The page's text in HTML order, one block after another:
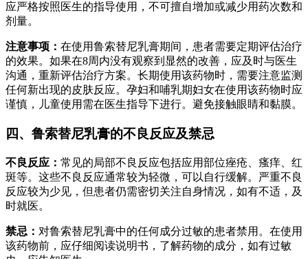
应严格按照医生的指导使用，不可擅自增加或减少用药次数和
剂量。
注意事项： 在使用鲁索替尼乳膏期间，患者需要定期评估治疗
的效果。如果在8周内没有观察到显然的改善，应及时与医生
沟通，重新评估治疗方案。长期使用该药物时，需要注意监测
任何新出现的皮肤反应。孕妇和哺乳期妇女在使用该药物时应
谨慎，儿童使用需在医生指导下进行。避免接触眼睛和黏膜。
四、鲁索替尼乳膏的不良反应及禁忌
不良反应： 常见的局部不良反应包括应用部位痤疮、瘙痒、红
斑等。这些不良反应通常较为轻微，可以自行缓解。严重不良
反应较为少见，但患者仍需密切关注自身情况，如有不适，及
时就医。
禁忌： 对鲁索替尼乳膏中的任何成分过敏的患者禁用。在使用
该药物前，应仔细阅读说明书，了解药物的成分，如有过敏